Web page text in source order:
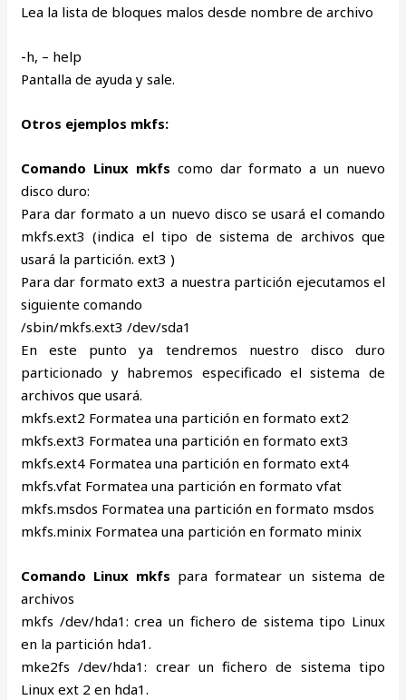
Lea la lista de bloques malos desde nombre de archivo
-h, – help
Pantalla de ayuda y sale.
Otros ejemplos mkfs:
Comando Linux mkfs como dar formato a un nuevo
disco duro:
Para dar formato a un nuevo disco se usará el comando
mkfs.ext3 (indica el tipo de sistema de archivos que
usará la partición. ext3 )
Para dar formato ext3 a nuestra partición ejecutamos el
siguiente comando
/sbin/mkfs.ext3 /dev/sda1
En este punto ya tendremos nuestro disco duro
particionado y habremos especificado el sistema de
archivos que usará.
mkfs.ext2 Formatea una partición en formato ext2
mkfs.ext3 Formatea una partición en formato ext3
mkfs.ext4 Formatea una partición en formato ext4
mkfs.vfat Formatea una partición en formato vfat
mkfs.msdos Formatea una partición en formato msdos
mkfs.minix Formatea una partición en formato minix
Comando Linux mkfs para formatear un sistema de
archivos
mkfs /dev/hda1: crea un fichero de sistema tipo Linux
en la partición hda1.
mke2fs /dev/hda1: crear un fichero de sistema tipo
Linux ext 2 en hda1.